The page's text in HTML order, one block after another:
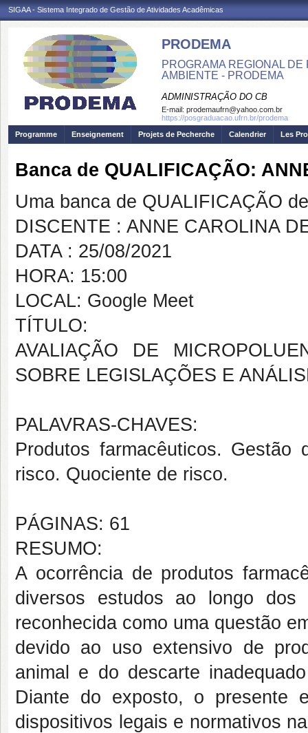
SIGAA - Sistema Integrado de Gestão de Atividades Acadêmicas
PRODEMA
PROGRAMA REGIONAL
AMBIENTE - PRODEMA
ADMINISTRAÇÃO DO CB
E-mail: prodemaufrn@yahoo.com.br
https://posgraduacao.ufrn.br/prodema
Programme
Enseignement Projets de Pecherche Calendrier Les
Banca de QUALIFICAÇÃO:
Uma banca de QUALIFICAÇÃO
DISCENTE : ANNE CAROLINA
DATA : 25/08/2021
HORA: 15:00
LOCAL: Google Meet
TÍTULO:
AVALIAÇÃO DE
SOBRE LEGISLAÇÕES E
PALAVRAS-CHAVES:
Produtos farmacêuticos. Gestão
risco. Quociente de risco.
PÁGINAS: 61
RESUMO:
A ocorrência de produtos
diversos estudos ao longo
reconhecida como uma questão
devido ao uso extensivo de
animal e do descarte
Diante do exposto, o presente
dispositivos legais e normativos